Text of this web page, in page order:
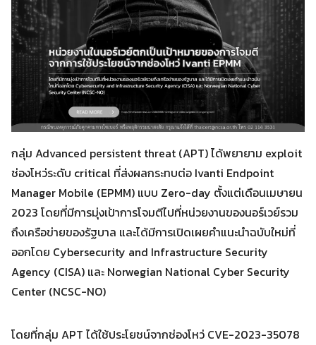
กลุ่ม Advanced persistent threat (APT) ได้พยายาม exploit
ช่องโหว่ระดับ critical ที่ส่งผลกระทบต่อ Ivanti Endpoint
Manager Mobile (EPMM) แบบ Zero-day ตั้งแต่เดือนเมษายน
2023 โดยที่มีการมุ่งเป้าการโจมตีไปที่หน่วยงานของนอร์เวย์รวม
ถึงเครือข่ายของรัฐบาล และได้มีการเปิดเผยคำแนะนำฉบับใหม่ที่
ออกโดย Cybersecurity and Infrastructure Security
Agency (CISA) และ Norwegian National Cyber Security
Center (NCSC-NO)
โดยที่กลุ่ม APT ได้ใช้ประโยชน์จากช่องโหว่ CVE-2023-35078